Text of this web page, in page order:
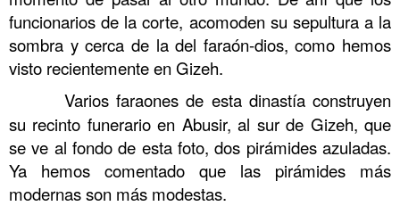
funcionarios de la corte, acomoden su sepultura a la
sombra y cerca de la del faraón-dios, como hemos
visto recientemente en Gizeh.
Varios faraones de esta dinastía construyen
su recinto funerario en Abusir, al sur de Gizeh, que
se ve al fondo de esta foto, dos pirámides azuladas.
Ya hemos comentado que las pirámides más
modernas son más modestas.